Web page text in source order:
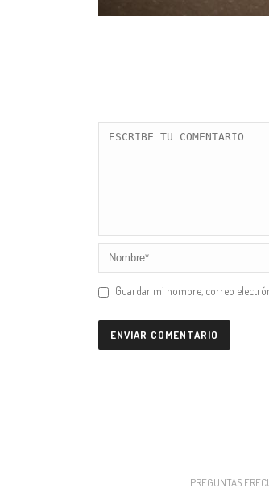
Guardar mi nombre, correo
PREGUNTAS